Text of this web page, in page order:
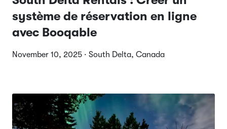
système de réservation en ligne
avec Booqable
November 10, 2025 · South Delta, Canada